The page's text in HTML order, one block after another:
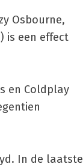
Osbourne,
is een effect
en Coldplay
In de laatste